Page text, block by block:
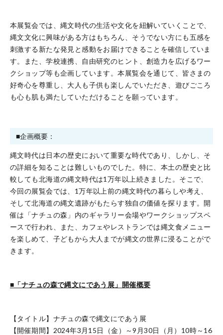
本展覧会では、縄文時代の生活や文化を紐解いていくことで、
縄文文化に興味がある方はもちろん、そうでない方にも五感を
刺激する新たな発見と感動をお届けできることを確信していま
す。また、学校連携、自由研究のヒント、創造力を広げるワー
クショップ等も企画しています。本展覧会を通じて、皆さまの
好奇心を尊重し、大人も子供も楽しんでいただき、遊びごころ
も心も肌も満たしていただけることを願っています。
■企画概要：
縄文時代は日本の歴史において重要な時代であり、しかし、そ
の詳細を知ることは難しいものでした。特に、本土の歴史と比
較しても北海道の縄文時代は1万年以上続きました。そこで、
今回の展覧会では、1万年以上前の縄文時代の暮らしや考え、
そして北海道の縄文遺跡がもたらす独自の価値を探ります。開
催は「ナチュの森」内のギャラリー会場やワークショップスペ
ースで行われ、また、カフェやレストランでは縄文食メニュー
を楽しめて、子どもから大人までが縄文の世界に浸ることがで
きます。
■「ナチュの森で縄文にであう展」開催概要
【タイトル】ナチュの森で縄文にであう展
【開催期間】2024年3月15日（金）～9月30日（月）10時～16